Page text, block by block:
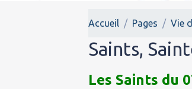
Accueil Pages Vie
Saints,
Les Saints du